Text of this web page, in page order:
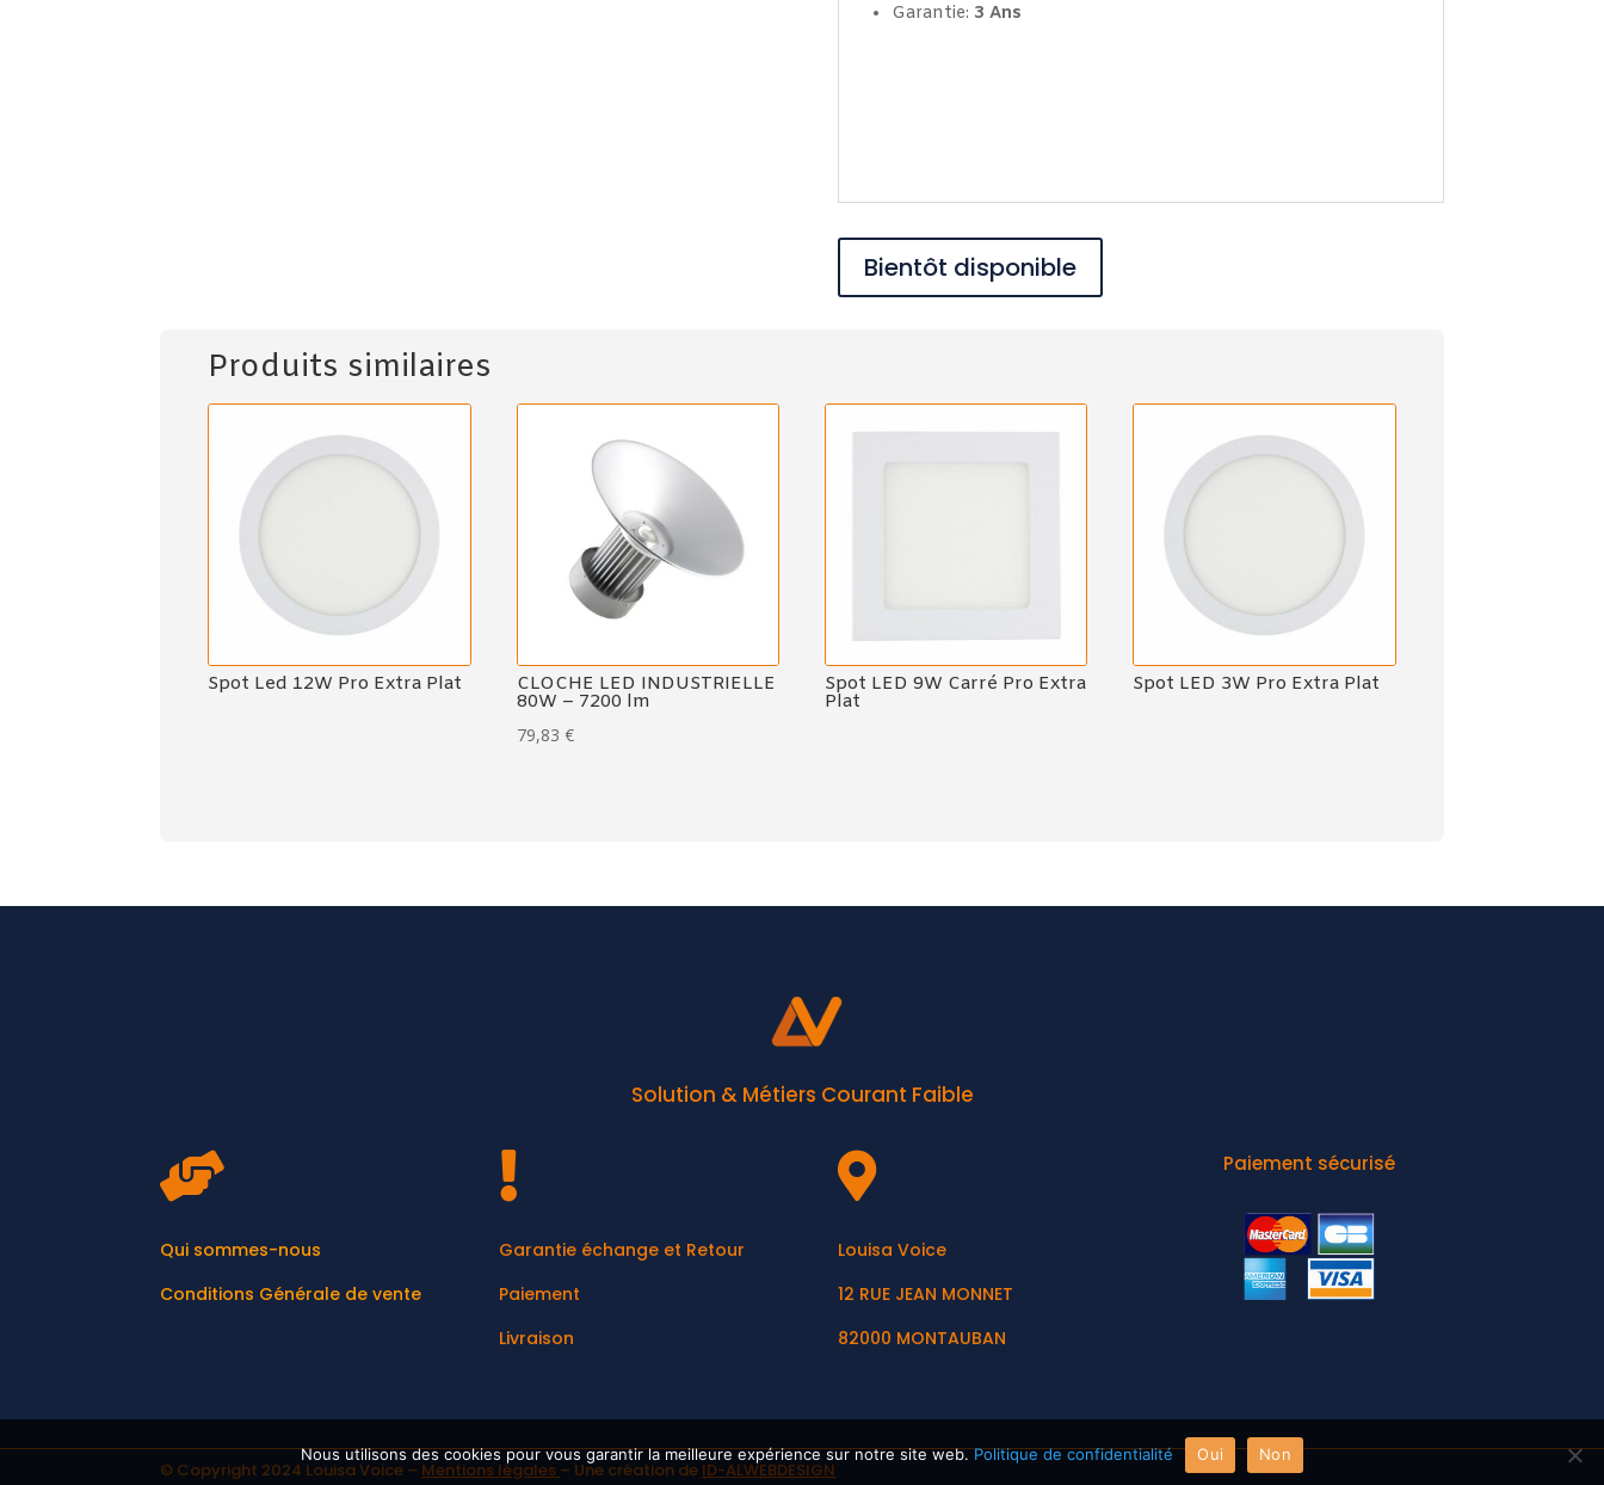
Garantie: 3 Ans
Bientôt disponible
Produits similaires
Spot Led 12W Pro Extra Plat CLOCHE LED INDUSTRIELLE
80W – 7200 lm
79,83 €
Spot LED 9W Carré Pro Extra
Plat
Spot LED 3W Pro Extra Plat
Solution & Métiers Courant Faible

Qui sommes-nous
Conditions Générale de vente

Garantie échange et Retour
Paiement
Livraison

Louisa Voice
12 RUE JEAN MONNET
82000 MONTAUBAN
Paiement sécurisé
© Copyright 2024 Louisa Voice – Mentions légales – Une création de ID-ALWEBDESIGN
Nous utilisons des cookies pour vous garantir la meilleure expérience sur notre site web.Politique de confidentialité Oui Non